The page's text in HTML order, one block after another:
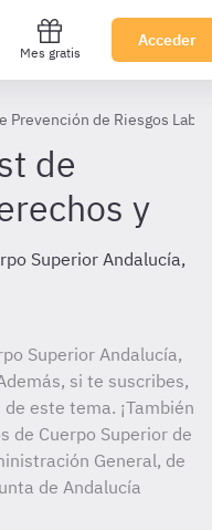
Mes gratis
Acceder
Prevención de Riesgos
de
y
Superior Andalucía,
Superior Andalucía,
si te suscribes,
este tema. ¡También
Cuerpo Superior de
General, de
de Andalucía